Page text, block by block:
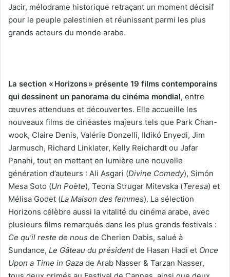
Jacir, mélodrame historique retraçant un moment décisif
pour le peuple palestinien et réunissant parmi les plus
grands acteurs du monde arabe.
La section « Horizons » présente 19 films contemporains
qui dessinent un panorama du cinéma mondial, entre
œuvres attendues et découvertes. Elle accueille les
nouveaux films de cinéastes majeurs tels que Park Chan-
wook, Claire Denis, Valérie Donzelli, Ildikó Enyedi, Jim
Jarmusch, Richard Linklater, Kelly Reichardt ou Jafar
Panahi, tout en mettant en lumière une nouvelle
génération d’auteurs : Ali Asgari (Divine Comedy), Simón
Mesa Soto (Un Poète), Teona Strugar Mitevska (Teresa) et
Mélisa Godet (La Maison des femmes). La sélection
Horizons célèbre aussi la vitalité du cinéma arabe, avec
plusieurs films remarqués dans les plus grands festivals :
Ce qu’il reste de nous de Cherien Dabis, salué à
Sundance, Le Gâteau du présidentde Hasan Hadi et Once
Upon a Time in Gaza de Arab Nasser & Tarzan Nasser,